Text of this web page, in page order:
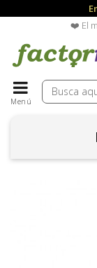
❤️ El
Menú